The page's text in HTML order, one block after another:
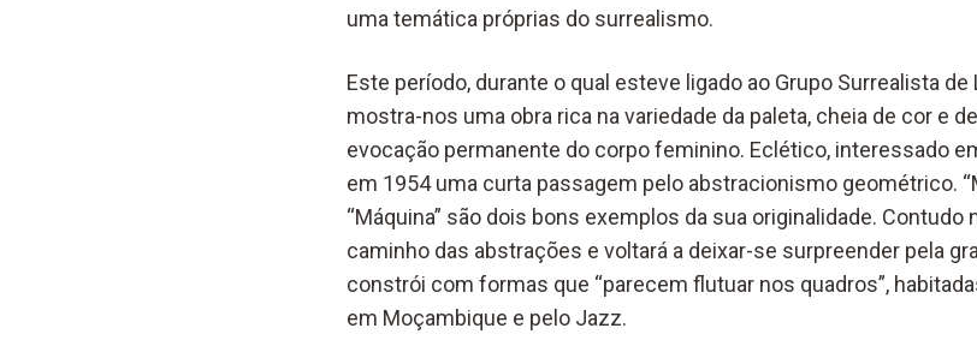
uma temática próprias do surrealismo.
Este período, durante o qual esteve ligado ao Grupo Surrealista de
mostra-nos uma obra rica na variedade da paleta, cheia de cor e
evocação permanente do corpo feminino. Eclético, interessado
em 1954 uma curta passagem pelo abstracionismo geométrico.
“Máquina” são dois bons exemplos da sua originalidade.
caminho das abstrações e voltará a deixar-se surpreender pela
constrói com formas que “parecem flutuar nos quadros”,
em Moçambique e pelo Jazz.